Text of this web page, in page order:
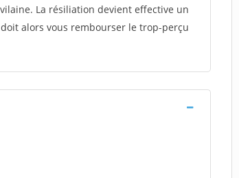
La résiliation devient effective un
alors vous rembourser le trop-perçu